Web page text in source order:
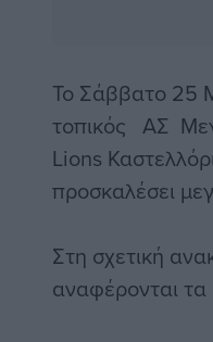
Το Σάββατο 25
τοπικός ΑΣ
Lions
προσκαλέσει
Στη σχετική
αναφέρονται τα